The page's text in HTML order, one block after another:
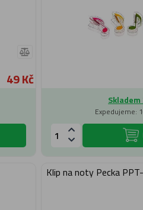
49 Kč
Skladem
Expedujeme:
Klip na noty Pecka